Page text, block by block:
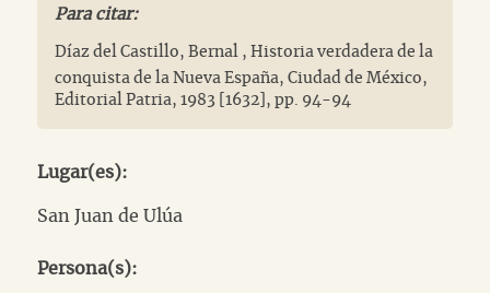
Para citar:
Díaz del Castillo, Bernal , Historia verdadera de la
conquista de la Nueva España, Ciudad de México,
Editorial Patria, 1983 [1632], pp. 94-94
Lugar(es):
San Juan de Ulúa
Persona(s):